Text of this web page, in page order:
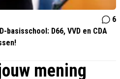
6
basisschool: D66, VVD en CDA
mening